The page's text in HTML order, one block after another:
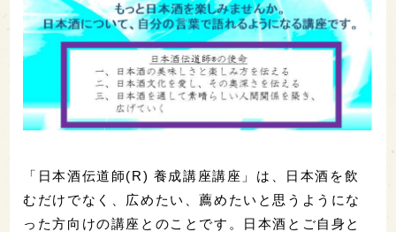
「日本酒伝道師(R) 養成講座講座」は、日本酒を飲
むだけでなく、広めたい、薦めたいと思うようにな
った方向けの講座とのことです。日本酒とご自身と